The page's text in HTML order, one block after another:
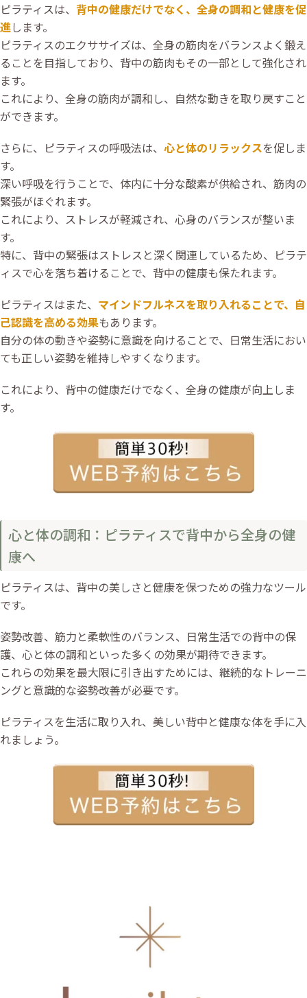
ピラティスは、 背中の健康だけでなく、全身の調和と健康を促
進します。
ピラティスのエクササイズは、全身の筋肉をバランスよく鍛え
ることを目指しており、背中の筋肉もその一部として強化され
ます。
これにより、全身の筋肉が調和し、自然な動きを取り戻すこと
ができます。
さらに、ピラティスの呼吸法は、 心と体のリラックスを促しま
す。
深い呼吸を行うことで、体内に十分な酸素が供給され、筋肉の
緊張がほぐれます。
これにより、ストレスが軽減され、心身のバランスが整いま
す。
特に、背中の緊張はストレスと深く関連しているため、ピラテ
ィスで心を落ち着けることで、背中の健康も保たれます。
ピラティスはまた、 マインドフルネスを取り入れることで、自
己認識を高める効果もあります。
自分の体の動きや姿勢に意識を向けることで、日常生活におい
ても正しい姿勢を維持しやすくなります。
これにより、背中の健康だけでなく、全身の健康が向上しま
す。
心と体の調和：ピラティスで背中から全身の健
康へ
ピラティスは、背中の美しさと健康を保つための強力なツール
です。
姿勢改善、筋力と柔軟性のバランス、日常生活での背中の保
護、心と体の調和といった多くの効果が期待できます。
これらの効果を最大限に引き出すためには、継続的なトレーニ
ングと意識的な姿勢改善が必要です。
ピラティスを生活に取り入れ、美しい背中と健康な体を手に入
れましょう。